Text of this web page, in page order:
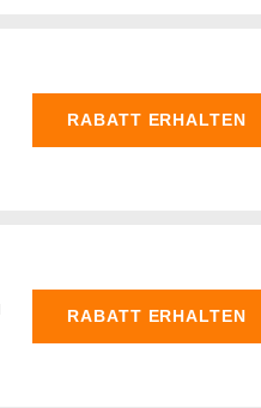
RABATT ERHALTEN
RABATT ERHALTEN